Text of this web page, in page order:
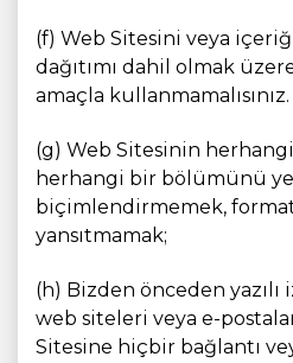
(f) Web Sitesini veya
dağıtımı dahil olmak
amaçla kullanmamalısınız.
(g) Web Sitesinin herhangi
herhangi bir bölümünü
biçimlendirmemek,
yansıtmamak;
(h) Bizden önceden yazılı
web siteleri veya e-
Sitesine hiçbir bağlantı